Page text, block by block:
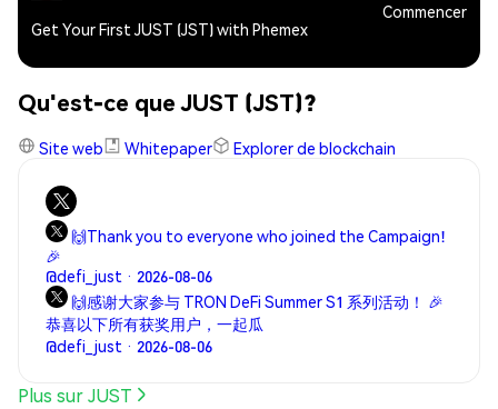
Get Your First JUST (JST) with Phemex
Commencer
Qu'est-ce que JUST (JST)?
Site web Whitepaper Explorer de blockchain
🙌Thank you to everyone who joined the Campaign!
🎉
@defi_just · 2026-08-06
🙌感谢大家参与 TRON DeFi Summer S1 系列活动！ 🎉
恭喜以下所有获奖用户，一起瓜
@defi_just · 2026-08-06
Plus sur JUST